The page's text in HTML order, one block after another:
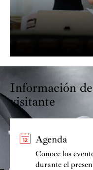
Información
visitante
Agenda
Conoce los
durante el